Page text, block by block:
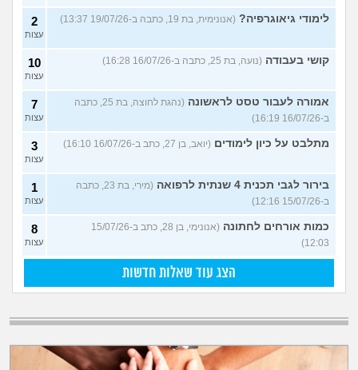
לימודי גיאוגרפיה? (אנונימית, בת 19, כתבה ב-19/07/26 13:37) 2
עצות
קושי בעבודה (נועה, בת 25, כתבה ב-16/07/26 16:28) 10
עצות
אמורה לעבור טסט לראשונה
(נהגת לחוצה, בת 25, כתבה
ב-16/07/26 16:19)
7
עצות
מתלבט על כיון לימודים (יואב, בן 27, כתב ב-16/07/26 16:10) 3
עצות
בירור לגבי תכנית 4 שנתית לרפואה
(מירי, בת 23, כתבה
ב-15/07/26 12:16)
1
עצות
כמות אורחים לחתונה
(אנונימי, בן 28, כתב ב-15/07/26
12:03)
8
עצות
הצג עוד שאלות חדשות